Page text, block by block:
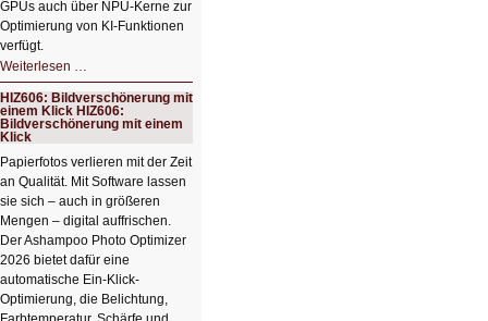
GPUs auch über NPU-Kerne zur
Optimierung von KI-Funktionen
verfügt.
Weiterlesen …
Schicker
kompakter
Rechenturbo
HIZ606: Bildverschönerung mit
einem Klick HIZ606:
Bildverschönerung mit einem
Klick
Papierfotos verlieren mit der Zeit
an Qualität. Mit Software lassen
sie sich – auch in größeren
Mengen – digital auffrischen.
Der Ashampoo Photo Optimizer
2026 bietet dafür eine
automatische Ein-Klick-
Optimierung, die Belichtung,